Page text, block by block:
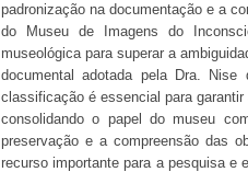
padronização na documentação e a
do Museu de Imagens do
museológica para superar a
documental adotada pela Dra.
classificação é essencial para
consolidando o papel do museu
preservação e a compreensão das
recurso importante para a pesquisa e